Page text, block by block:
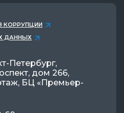
КОРРУПЦИИ
ДАННЫХ
Петербург,
дом 266,
БЦ «Премьер-